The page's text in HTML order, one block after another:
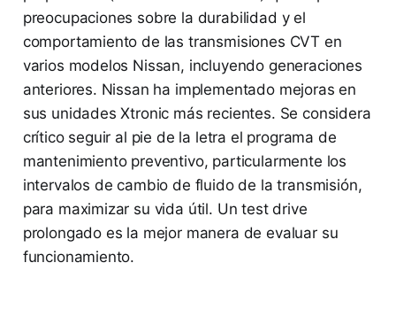
preocupaciones sobre la durabilidad y el
comportamiento de las transmisiones CVT en
varios modelos Nissan, incluyendo generaciones
anteriores. Nissan ha implementado mejoras en
sus unidades Xtronic más recientes. Se considera
crítico seguir al pie de la letra el programa de
mantenimiento preventivo, particularmente los
intervalos de cambio de fluido de la transmisión,
para maximizar su vida útil. Un test drive
prolongado es la mejor manera de evaluar su
funcionamiento.